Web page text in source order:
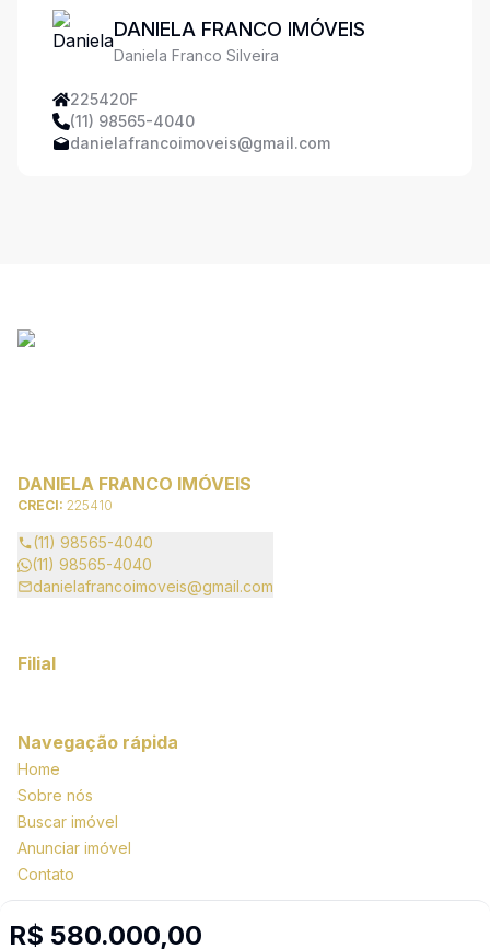
DANIELA FRANCO IMÓVEIS
Daniela Franco Silveira
225420F
(11) 98565-4040
danielafrancoimoveis@gmail.com
R$ 580.000,00
DANIELA FRANCO IMÓVEIS
CRECI: 225410
(11) 98565-4040
(11) 98565-4040
danielafrancoimoveis@gmail.com
Filial
Navegação rápida
Home
Sobre nós
Buscar imóvel
Anunciar imóvel
Contato